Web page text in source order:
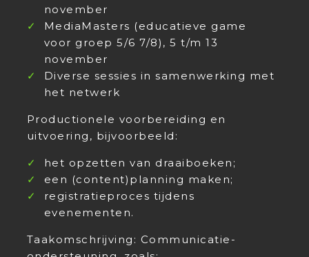
november
MediaMasters (educatieve game
voor groep 5/6 7/8), 5 t/m 13
november
Diverse sessies in samenwerking met
het netwerk
Productionele voorbereiding en
uitvoering, bijvoorbeeld:
het opzetten van draaiboeken;
een (content)planning maken;
registratieproces tijdens
evenementen.
Taakomschrijving: Communicatie-